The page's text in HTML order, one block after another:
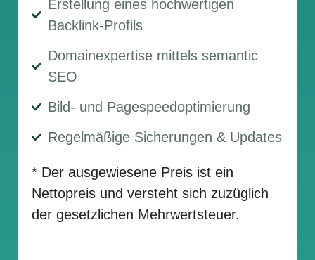
Erstellung eines hochwertigen
Backlink-Profils
Domainexpertise mittels semantic
SEO
Bild- und Pagespeedoptimierung
Regelmäßige Sicherungen & Updates
* Der ausgewiesene Preis ist ein
Nettopreis und versteht sich zuzüglich
der gesetzlichen Mehrwertsteuer.